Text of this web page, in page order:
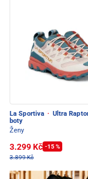
La Sportiva · Ultra
boty
Ženy
3.299 Kč -15 %
3.899 Kč